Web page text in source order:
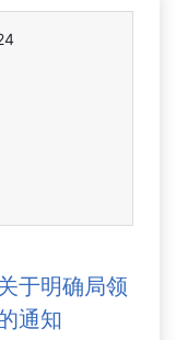
于明确局领
通知